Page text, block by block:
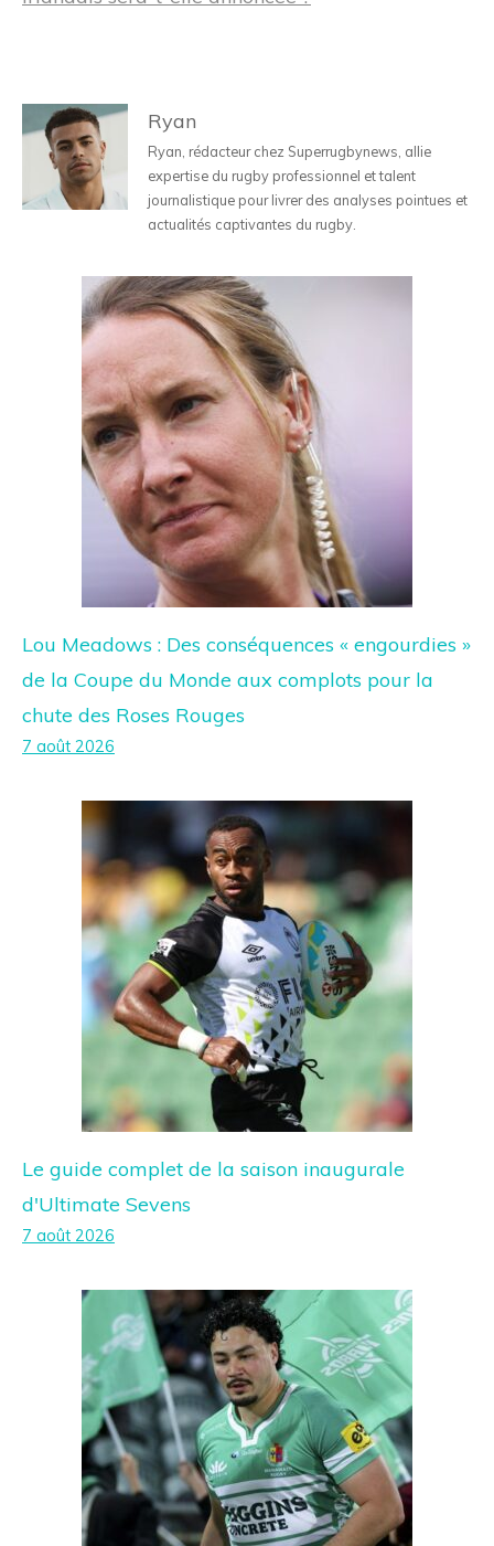
Ryan
Ryan, rédacteur chez Superrugbynews, allie
expertise du rugby professionnel et talent
journalistique pour livrer des analyses pointues et
actualités captivantes du rugby.
Lou Meadows : Des conséquences « engourdies »
de la Coupe du Monde aux complots pour la
chute des Roses Rouges
7 août 2026
Le guide complet de la saison inaugurale
d'Ultimate Sevens
7 août 2026